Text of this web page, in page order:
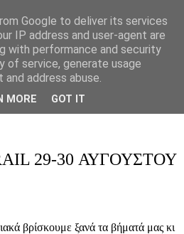
Ιπποκράτειος
29-30 ΑΥΓΟΥΣΤΟΥ
βρίσκουμε ξανά τα βήματά μας κι
Google to deliver its services
IP address and user-agent are
with performance and security
of service, generate usage
address abuse.
MORE GOT IT